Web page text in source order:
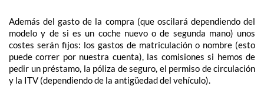
Además del gasto de la compra (que oscilará dependiendo del
modelo y de si es un coche nuevo o de segunda mano) unos
costes serán fijos: los gastos de matriculación o nombre (esto
puede correr por nuestra cuenta), las comisiones si hemos de
pedir un préstamo, la póliza de seguro, el permiso de circulación
y la ITV (dependiendo de la antigüedad del vehículo).